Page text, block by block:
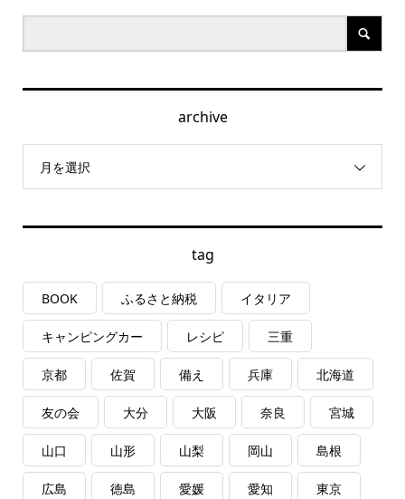
archive
月を選択
tag
BOOK ふるさと納税 イタリア
キャンピングカー レシピ 三重
京都 佐賀 備え 兵庫 北海道
友の会 大分 大阪 奈良 宮城
山口 山形 山梨 岡山 島根
広島 徳島 愛媛 愛知 東京